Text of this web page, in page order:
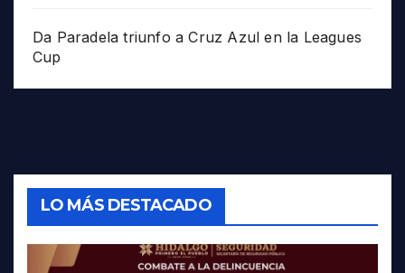
Da Paradela triunfo a Cruz Azul en la Leagues
Cup
LO MÁS DESTACADO